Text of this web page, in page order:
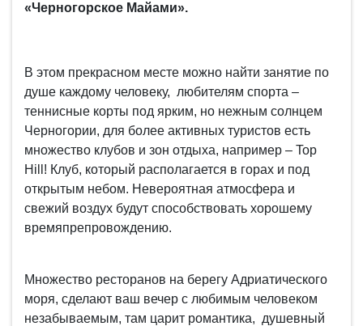
«Черногорское Майами».
В этом прекрасном месте можно найти занятие по
душе каждому человеку, любителям спорта –
теннисные корты под ярким, но нежным солнцем
Черногории, для более активных туристов есть
множество клубов и зон отдыха, например – Top
Hill! Клуб, который располагается в горах и под
открытым небом. Невероятная атмосфера и
свежий воздух будут способствовать хорошему
времяпрепровождению.
Множество ресторанов на берегу Адриатического
моря, сделают ваш вечер с любимым человеком
незабываемым, там царит романтика, душевный